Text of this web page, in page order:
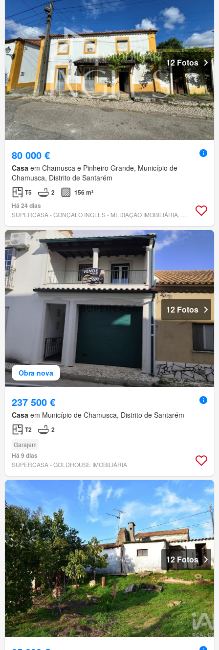
12 Fotos
80 000 €
Casa em Chamusca e Pinheiro Grande, Município de
Chamusca, Distrito de Santarém
T5 2
156 m²
Há 24 dias
Obra nova
12 Fotos
237 500 €
Casa em Município de Chamusca, Distrito de Santarém
T2 2
Garajem
Há 9 dias
SUPERCASA - GOLDHOUSE IMOBILIÁRIA
12 Fotos